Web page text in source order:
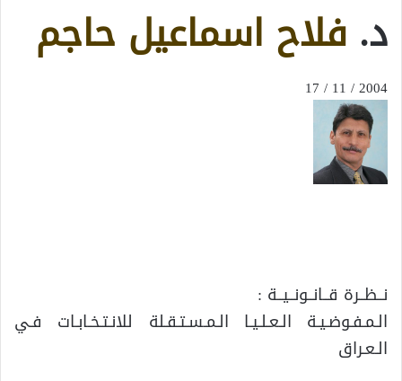
د. فلاح اسماعيل حاجم
2004 / 11 / 17
نــظــرة قــانــونــيــة :
الـمـفـوضـيـة الـعـلـيـا الـمـسـتـقـلة للانـتـخـابـات فـي
الـعـراق